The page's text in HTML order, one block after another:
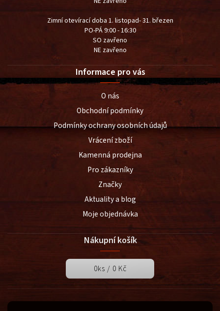
Zimní otevírací doba 1. listopad- 31. březen
PO-PÁ 9:00 - 16:30
SO zavřeno
NE zavřeno
Informace pro vás
O nás
Obchodní podmínky
Podmínky ochrany osobních údajů
Vrácení zboží
Kamenná prodejna
Pro zákazníky
Značky
Aktuality a blog
Moje objednávka
Nákupní košík
0ks / 0 Kč